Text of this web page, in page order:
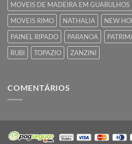
MOVEIS DE MADEIRA EM GUARULHOS
MOVEIS RIMO
NATHALIA NEW
PAINEL RIPADO
PARANOA
RUBI
TOPAZIO ZANZINI
COMENTÁRIOS